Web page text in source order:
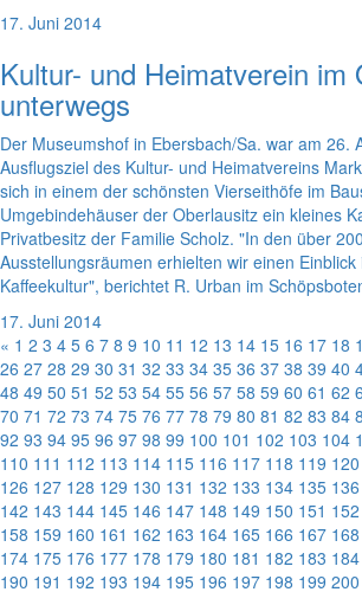
17. Juni 2014
Kultur- und Heimatverein im
unterwegs
Der Museumshof in Ebersbach/Sa. war am 26.
Ausflugsziel des Kultur- und Heimatvereins
sich in einem der schönsten Vierseithöfe im
Umgebindehäuser der Oberlausitz ein kleines
Privatbesitz der Familie Scholz. "In den über
Ausstellungsräumen erhielten wir einen
Kaffeekultur", berichtet R. Urban im
17. Juni 2014
« 1 2 3 4 5 6 7 8 9 10 11 12 13 14 15 16 17 18
26 27 28 29 30 31 32 33 34 35 36 37 38 39 40
48 49 50 51 52 53 54 55 56 57 58 59 60 61 62
70 71 72 73 74 75 76 77 78 79 80 81 82 83 84
92 93 94 95 96 97 98 99 100 101 102 103 104
110 111 112 113 114 115 116 117 118 119 120
126 127 128 129 130 131 132 133 134 135 136
142 143 144 145 146 147 148 149 150 151 152
158 159 160 161 162 163 164 165 166 167 168
174 175 176 177 178 179 180 181 182 183 184
190 191 192 193 194 195 196 197 198 199 200